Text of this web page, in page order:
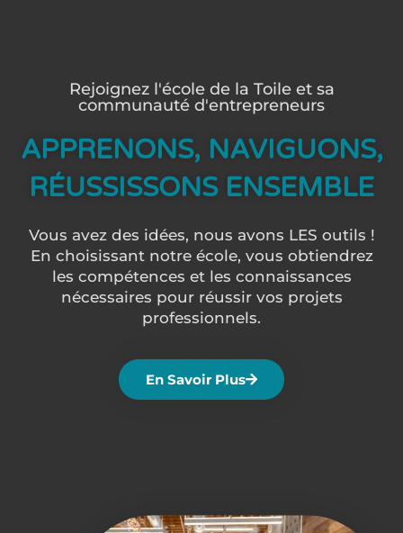
Rejoignez l'école de la Toile et sa
communauté d'entrepreneurs
APPRENONS, NAVIGUONS,
RÉUSSISSONS ENSEMBLE
Vous avez des idées, nous avons LES outils !
En choisissant notre école, vous obtiendrez
les compétences et les connaissances
nécessaires pour réussir vos projets
professionnels.
En Savoir Plus